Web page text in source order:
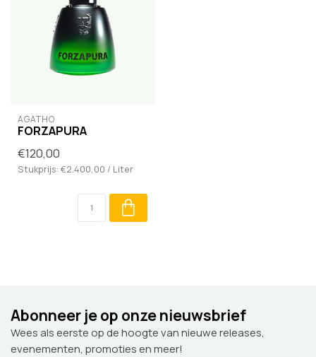
AGATHO
FORZAPURA
€120,00
Stukprijs: €2.400,00 / Liter
Abonneer je op onze nieuwsbrief
Wees als eerste op de hoogte van nieuwe releases,
evenementen, promoties en meer!